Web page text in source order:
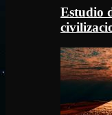
Estudio